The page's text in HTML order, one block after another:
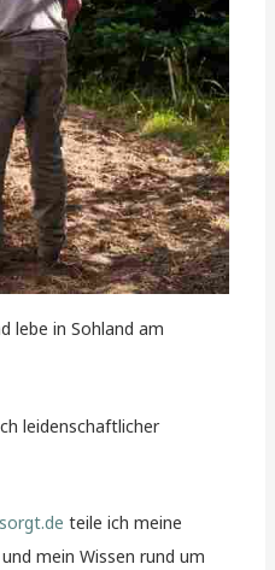
lebe in Sohland am
leidenschaftlicher
teile ich meine
mein Wissen rund um